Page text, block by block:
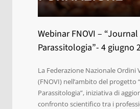
Webinar FNOVI –
Parassitologia”- 4 giugno
La Federazione Nazionale Ordini
(FNOVI) nell’ambito del progetto
Parassitologia”, iniziativa di
confronto scientifico tra i